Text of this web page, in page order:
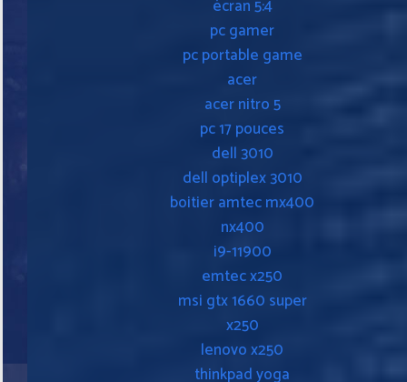
écran 5:4
pc gamer
pc portable game
acer
acer nitro 5
pc 17 pouces
dell 3010
dell optiplex 3010
boitier amtec mx400
nx400
i9-11900
emtec x250
msi gtx 1660 super
x250
lenovo x250
thinkpad yoga